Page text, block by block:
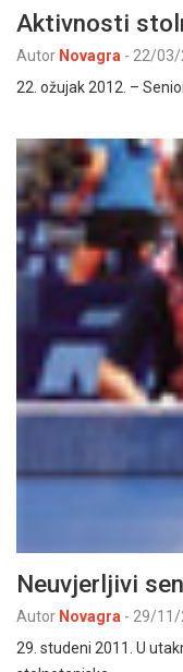
Aktivnosti
Autor Novagra - 22/03/
22. ožujak 2012. –
Neuvjerljivi
Autor Novagra - 29/11/
29. studeni 2011. U